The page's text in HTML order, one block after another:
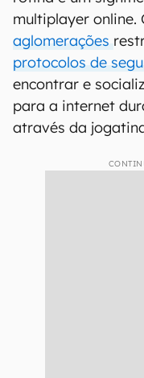
multiplayer online.
aglomerações
protocolos de
encontrar e
para a internet
através da